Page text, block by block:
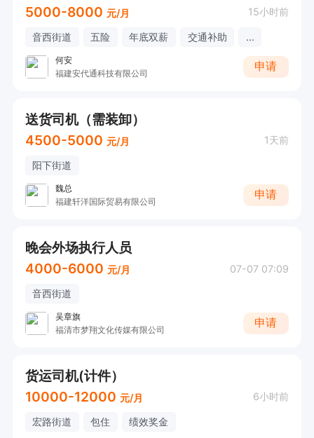
5000-8000 元/月 15小时前
音西街道 五险 年底双薪 交通补助 ...
何安
福建安代通科技有限公司
申请
送货司机（需装卸）
4500-5000 元/月 1天前
阳下街道
魏总
福建轩洋国际贸易有限公司
申请
晚会外场执行人员
4000-6000 元/月 07-07 07:09
音西街道
吴章旗
福清市梦翔文化传媒有限公司
申请
货运司机(计件）
10000-12000 元/月 6小时前
宏路街道 包住 绩效奖金